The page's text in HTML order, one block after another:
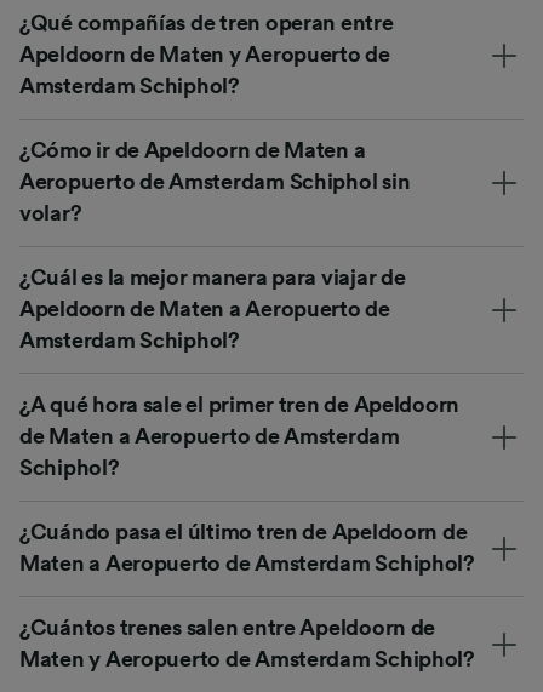
¿Qué compañías de tren operan entre
Apeldoorn de Maten y Aeropuerto de
Amsterdam Schiphol?
¿Cómo ir de Apeldoorn de Maten a
Aeropuerto de Amsterdam Schiphol sin
volar?
¿Cuál es la mejor manera para viajar de
Apeldoorn de Maten a Aeropuerto de
Amsterdam Schiphol?
¿A qué hora sale el primer tren de Apeldoorn
de Maten a Aeropuerto de Amsterdam
Schiphol?
¿Cuándo pasa el último tren de Apeldoorn de
Maten a Aeropuerto de Amsterdam Schiphol?
¿Cuántos trenes salen entre Apeldoorn de
Maten y Aeropuerto de Amsterdam Schiphol?